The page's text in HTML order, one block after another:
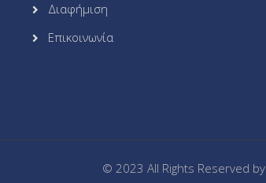
Διαφήμιση
Επικοινωνία
© 2023 All Rights Reserved by